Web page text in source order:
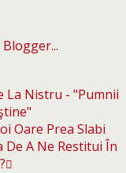
La Nistru - "pumnii
Oare Prea Slabi
A Ne Restitui În